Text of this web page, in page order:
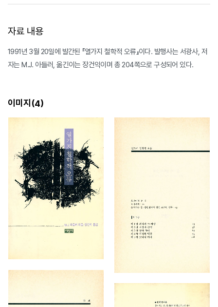
자료 내용
1991년 3월 20일에 발간된 『열가지 철학적 오류』이다. 발행사는 서광사, 저
자는 M.J. 아들러, 옮긴이는 장건익이며 총 204쪽으로 구성되어 있다.
이미지(4)